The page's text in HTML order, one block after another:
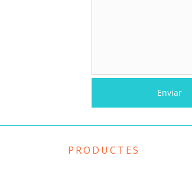
PRODUCTES